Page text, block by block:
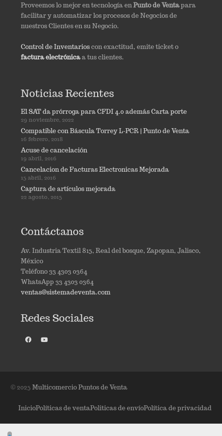
Proveemos lo mejor en tecnología enPunto de Ventapara
facilitar y automatizar los procesos de Negocios de
nuestros Clientes en su Negocio.
Control de Inventarioscon exactitud, emite ticket o
factura electrónicaa tus clientes.
Noticias Recientes
El SAT da prórroga para CFDI 4.0 además Carta porte
29 noviembre, 2022
Compatible con Báscula Torrey L-PCR | Punto de Venta
16 febrero, 2018
Acuse de cancelación
19 abril, 2016
Cancelacion de Facturas Electronicas Mejorada
15 abril, 2016
Captura de artículos mejorada
22 agosto, 2015
Contáctanos
Av. Industria Textil 815, Real del bosque, Zapopan, Jalisco,
México
Teléfono 33 4303 0364
WhatsApp 33 4303 0364
ventas@sistemadeventa.com
Redes Sociales
© 2025 Multicomercio Puntos de Venta
InicioPolíticas de ventaPoliticas de envíoPolítica de privacidad